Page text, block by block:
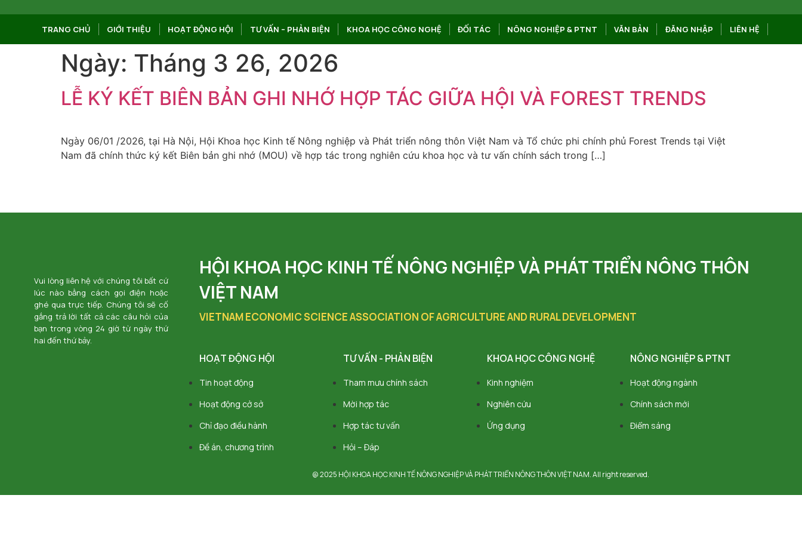
TRANG CHỦ GIỚI THIỆU HOẠT ĐỘNG HỘI TƯ VẤN – PHẢN BIỆN KHOA HỌC CÔNG NGHỆ ĐỐI TÁC NÔNG NGHIỆP & PTNT VĂN BẢN ĐĂNG NHẬP LIÊN HỆ
Ngày: Tháng 3 26, 2026
LỄ KÝ KẾT BIÊN BẢN GHI NHỚ HỢP TÁC GIỮA HỘI VÀ FOREST TRENDS
Ngày 06/01 /2026, tại Hà Nội, Hội Khoa học Kinh tế Nông nghiệp và Phát triển nông thôn Việt Nam và Tổ chức phi chính phủ Forest Trends tại Việt
Nam đã chính thức ký kết Biên bản ghi nhớ (MOU) về hợp tác trong nghiên cứu khoa học và tư vấn chính sách trong […]
Vui lòng liên hệ với chúng tôi bất cứ
lúc nào bằng cách gọi điện hoặc
ghé qua trực tiếp. Chúng tôi sẽ cố
gắng trả lời tất cả các câu hỏi của
bạn trong vòng 24 giờ từ ngày thứ
hai đến thứ bảy.
HỘI KHOA HỌC KINH TẾ NÔNG NGHIỆP VÀ PHÁT TRIỂN NÔNG THÔN
VIỆT NAM
VIETNAM ECONOMIC SCIENCE ASSOCIATION OF AGRICULTURE AND RURAL DEVELOPMENT
HOẠT ĐỘNG HỘI
Tin hoạt động
Hoạt động cở sở
Chỉ đạo điều hành
Đề án, chương trình
TƯ VẤN - PHẢN BIỆN
Tham mưu chính sách
Mời hợp tác
Hợp tác tư vấn
Hỏi – Đáp
KHOA HỌC CÔNG NGHỆ
Kinh nghiệm
Nghiên cứu
Ứng dụng
NÔNG NGHIỆP & PTNT
Hoạt động ngành
Chính sách mới
Điểm sáng
@ 2025 HỘI KHOA HỌC KINH TẾ NÔNG NGHIỆP VÀ PHÁT TRIỂN NÔNG THÔN VIỆT NAM. All right reserved.